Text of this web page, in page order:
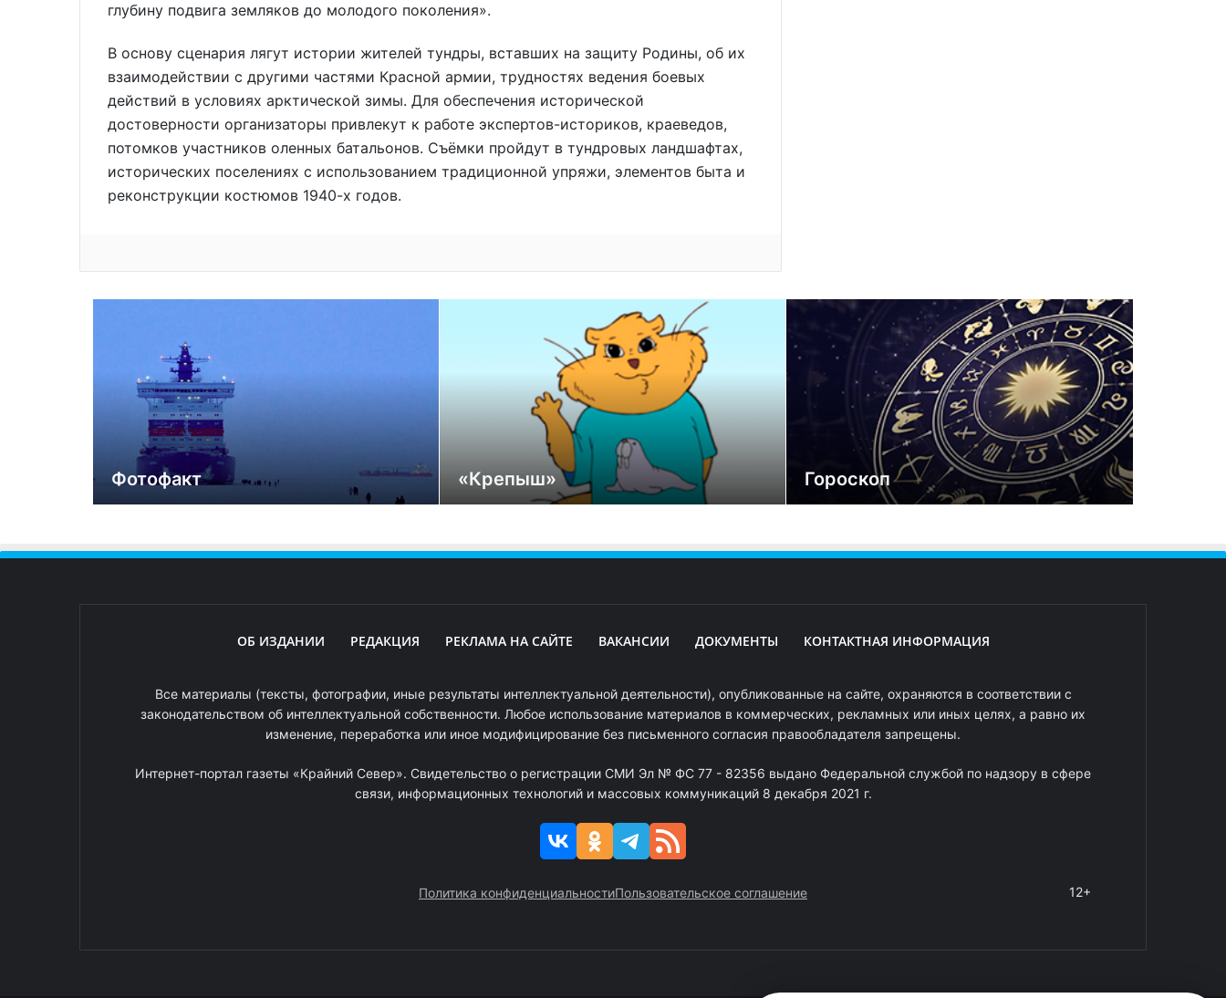
глубину подвига земляков до молодого поколения».
В основу сценария лягут истории жителей тундры, вставших на защиту Родины, об их
взаимодействии с другими частями Красной армии, трудностях ведения боевых
действий в условиях арктической зимы. Для обеспечения исторической
достоверности организаторы привлекут к работе экспертов-историков, краеведов,
потомков участников оленных батальонов. Съёмки пройдут в тундровых ландшафтах,
исторических поселениях с использованием традиционной упряжи, элементов быта и
реконструкции костюмов 1940-х годов.
Фотофакт «Крепыш» Гороскоп
ОБ ИЗДАНИИ РЕДАКЦИЯ РЕКЛАМА НА САЙТЕ ВАКАНСИИ ДОКУМЕНТЫ КОНТАКТНАЯ ИНФОРМАЦИЯ
Все материалы (тексты, фотографии, иные результаты интеллектуальной деятельности), опубликованные на сайте, охраняются в соответствии с
законодательством об интеллектуальной собственности. Любое использование материалов в коммерческих, рекламных или иных целях, а равно их
изменение, переработка или иное модифицирование без письменного согласия правообладателя запрещены.
Интернет-портал газеты «Крайний Север». Свидетельство о регистрации СМИ Эл № ФС 77 - 82356 выдано Федеральной службой по надзору в сфере
связи, информационных технологий и массовых коммуникаций 8 декабря 2021 г.
Политика конфиденциальностиПользовательское соглашение 12+